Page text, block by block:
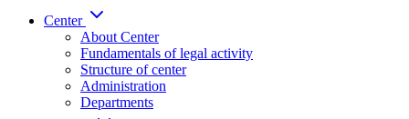
Center
About Center
Fundamentals of legal activity
Structure of center
Administration
Departments